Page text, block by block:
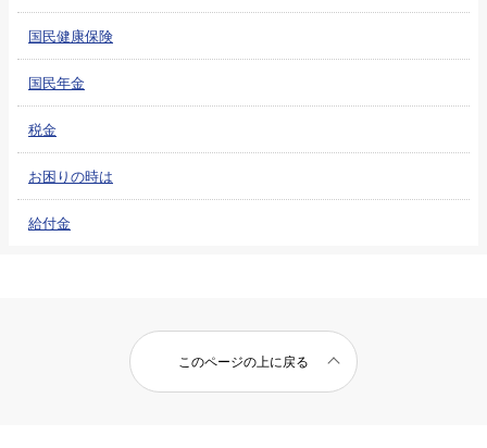
国民健康保険
国民年金
税金
お困りの時は
給付金
このページの上に戻る